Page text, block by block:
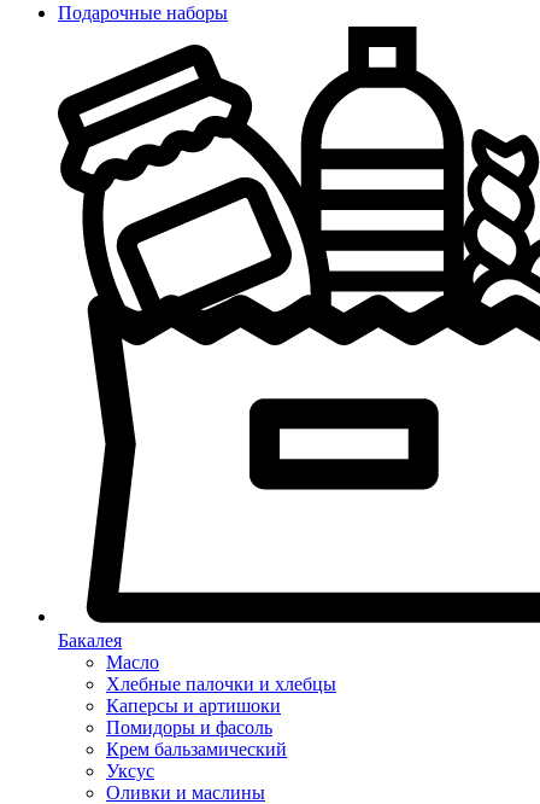
Подарочные наборы
Бакалея
Масло
Хлебные палочки и хлебцы
Каперсы и артишоки
Помидоры и фасоль
Крем бальзамический
Уксус
Оливки и маслины